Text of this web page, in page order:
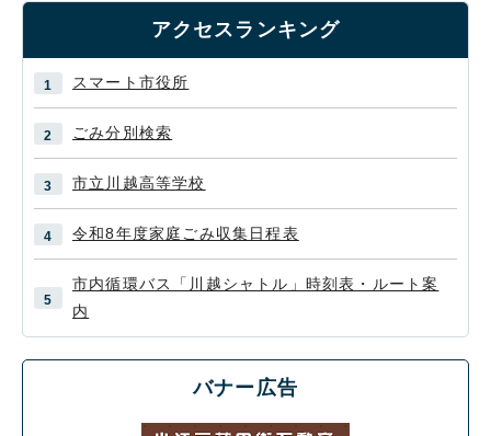
アクセスランキング
スマート市役所
ごみ分別検索
市立川越高等学校
令和8年度家庭ごみ収集日程表
市内循環バス「川越シャトル」時刻表・ルート案
内
バナー広告